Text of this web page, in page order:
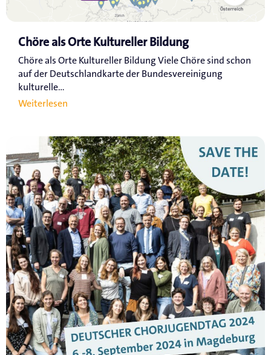
Chöre als Orte Kultureller Bildung
Chöre als Orte Kultureller Bildung Viele Chöre sind schon
auf der Deutschlandkarte der Bundesvereinigung
kulturelle...
Weiterlesen